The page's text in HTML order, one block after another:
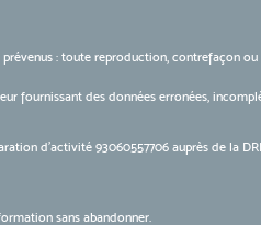
: toute reproduction, contrefaçon
fournissant des données erronées,
d’activité 93060557706 auprès de la
sans abandonner.